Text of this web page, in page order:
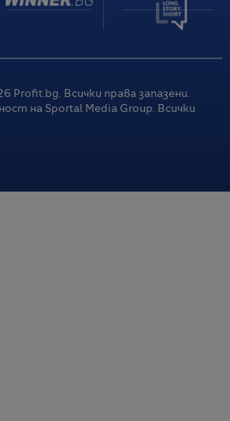
Profit.bg. Всички права запазени.
на Sportal Media Group. Всички